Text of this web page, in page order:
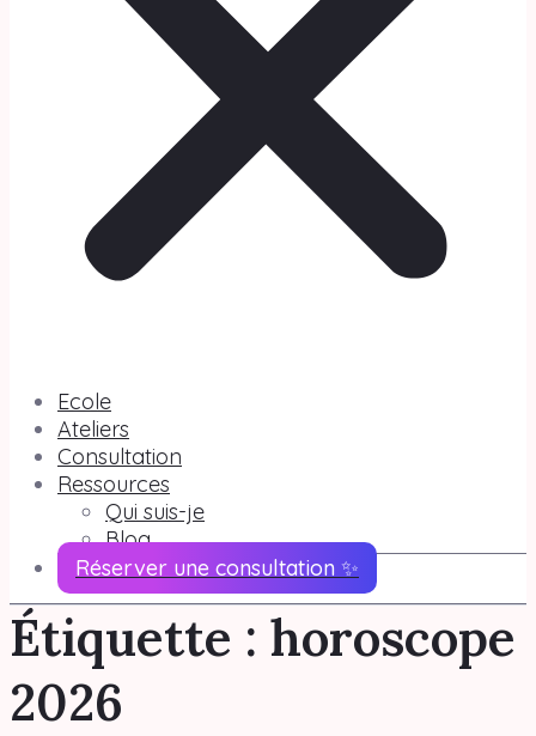
Ecole
Ateliers
Consultation
Ressources
Qui suis-je
Blog
Réserver une consultation ✨
Étiquette : horoscope
2026